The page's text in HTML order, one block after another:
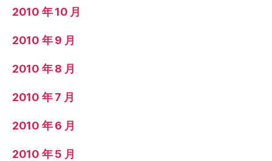
2010 年 10 月
2010 年 9 月
2010 年 8 月
2010 年 7 月
2010 年 6 月
2010 年 5 月